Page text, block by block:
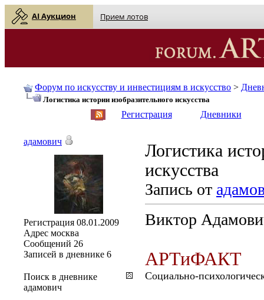
AI Аукцион Прием лотов
Форум по искусству и инвестициям в искусство >
Логистика истории изобразительного искусства
Регистрация Дневники
Логистика
искусства
Запись от
Виктор
АРТиФАКТ
Социально-
адамович
Регистрация 08.01.2009
Адрес москва
Сообщений 26
Записей в дневнике 6
Поиск в дневнике
адамович